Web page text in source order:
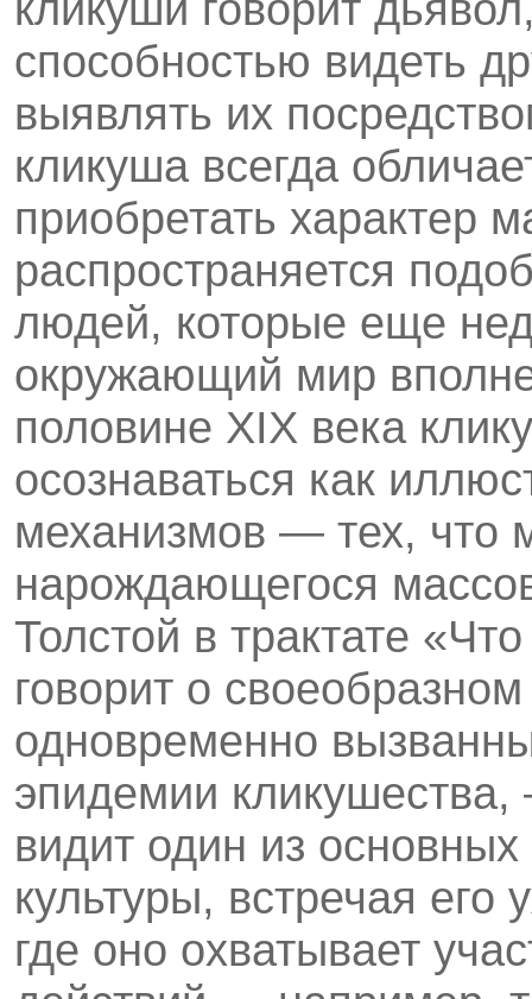
способностью видеть
выявлять их
кликуша всегда
приобретать характер
распространяется
людей, которые еще
окружающий мир
половине XIX века
осознаваться как
механизмов — тех, что
нарождающегося
Толстой в трактате
говори­т о
одновременно
эпидемии
видит один из
культуры, встречая
где оно охватывает